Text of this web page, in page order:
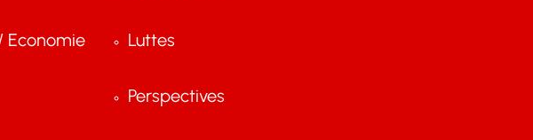
Economie Luttes
Perspectives